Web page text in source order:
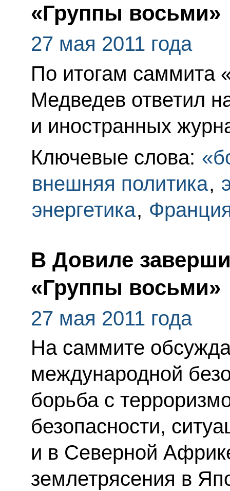
«Группы восьми»
27 мая 2011 года
По итогам саммита
Медведев ответил
и иностранных
Ключевые слова:
внешняя политика,
энергетика,
В Довиле
«Группы восьми»
27 мая 2011 года
На саммите
международной
борьба с
безопасности,
и в Северной
землетрясения в